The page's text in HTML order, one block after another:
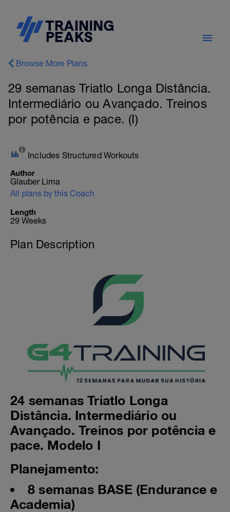
Browse More Plans
29 semanas Triatlo Longa Distância.
Intermediário ou Avançado. Treinos
por potência e pace. (I)
Includes Structured Workouts
Author
Glauber Lima
All plans by this Coach
Length
29 Weeks
Plan Description
24 semanas Triatlo Longa
Distância. Intermediário ou
Avançado. Treinos por potência e
pace. Modelo I
Planejamento:
8 semanas BASE (Endurance e
Academia)